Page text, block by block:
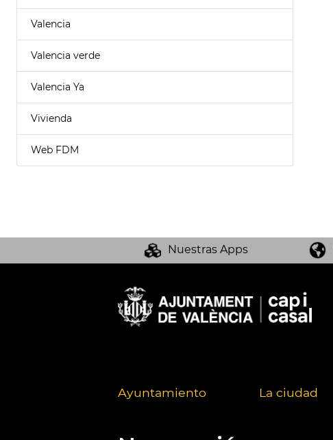
Valencia
Valencia verde
Valencia Ya
Vivienda
Web FDM
Nuestras Apps
Ayuntamiento La ciudad